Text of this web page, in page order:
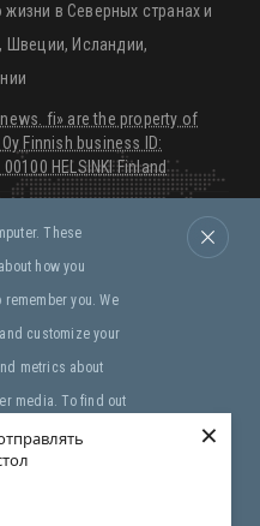
×
в Северных странах и
Швеции, Исландии,
fi» are the property of
Finnish business ID:
HELSINKI Finland
Aeolium Vellus (Alsemtrans)
These
how you
you. We
customize your
metrics about
media. To find out
Policy. If you
when you visit this
browser to